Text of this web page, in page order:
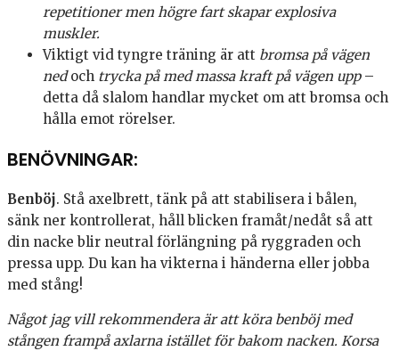
repetitioner men högre fart skapar explosiva
muskler.
Viktigt vid tyngre träning är att bromsa på vägen
nedoch trycka på med massa kraft på vägen upp–
detta då slalom handlar mycket om att bromsa och
hålla emot rörelser.
BENÖVNINGAR:
Benböj. Stå axelbrett, tänk på att stabilisera i bålen,
sänk ner kontrollerat, håll blicken framåt/nedåt så att
din nacke blir neutral förlängning på ryggraden och
pressa upp. Du kan ha vikterna i händerna eller jobba
med stång!
Något jag vill rekommendera är att köra benböj med
stången frampå axlarna istället för bakom nacken. Korsa